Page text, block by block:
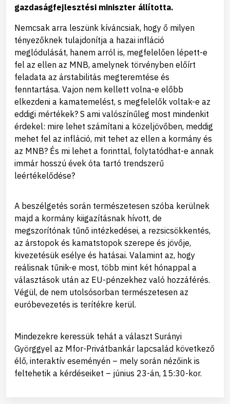
gazdaságfejlesztési miniszter állította.
Nemcsak arra leszünk kíváncsiak, hogy ő milyen
tényezőknek tulajdonítja a hazai infláció
meglódulását, hanem arról is, megfelelően lépett-e
fel az ellen az MNB, amelynek törvényben előírt
feladata az árstabilitás megteremtése és
fenntartása. Vajon nem kellett volna-e előbb
elkezdeni a kamatemelést, s megfelelők voltak-e az
eddigi mértékek? S ami valószínűleg most mindenkit
érdekel: mire lehet számítani a közeljövőben, meddig
mehet fel az infláció, mit tehet az ellen a kormány és
az MNB? És mi lehet a forinttal, folytatódhat-e annak
immár hosszú évek óta tartó trendszerű
leértékelődése?
A beszélgetés során természetesen szóba kerülnek
majd a kormány kiigazításnak hívott, de
megszorítónak tűnő intézkedései, a rezsicsökkentés,
az árstopok és kamatstopok szerepe és jövője,
kivezetésük esélye és hatásai. Valamint az, hogy
reálisnak tűnik-e most, több mint két hónappal a
választások után az EU-pénzekhez való hozzáférés.
Végül, de nem utolsósorban természetesen az
euróbevezetés is terítékre kerül.
Mindezekre keressük tehát a választ Surányi
Györggyel az Mfor-Privátbankár lapcsalád következő
élő, interaktív eseményén – mely során nézőink is
feltehetik a kérdéseiket – június 23-án, 15:30-kor.